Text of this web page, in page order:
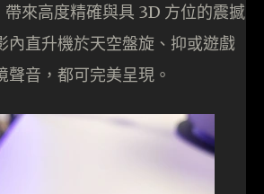
來高度精確與具 3D 方位的震撼
內直升機於天空盤旋、抑或遊戲
聲音，都可完美呈現。